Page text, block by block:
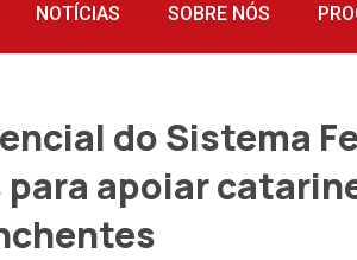
NOTÍCIAS SOBRE NÓS
do Sistema
apoiar